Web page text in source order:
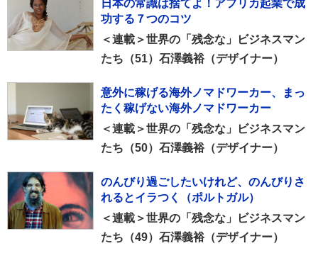
日本の常識は捨てよ！アフリカ起業で成
功する７つのコツ
＜連載＞世界の「残念な」ビジネスマン
たち（51）石澤義裕（デザイナー）
意外に稼げる海外ノマドワーカー、まっ
たく稼げない海外ノマドワーカー
＜連載＞世界の「残念な」ビジネスマン
たち（50）石澤義裕（デザイナー）
のんびり過ごしたいけれど、のんびりさ
れるとイラつく（ポルトガル）
＜連載＞世界の「残念な」ビジネスマン
たち（49）石澤義裕（デザイナー）